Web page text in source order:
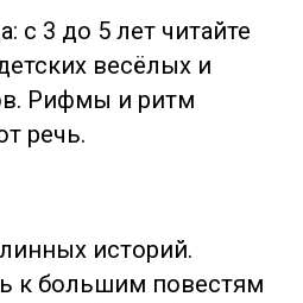
с 3 до 5 лет читайте
весёлых и
Рифмы и ритм
речь.
историй.
к большим повестям